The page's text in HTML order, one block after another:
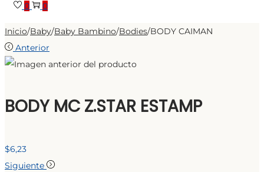
0 0
Inicio/Baby/Baby Bambino/Bodies/BODY CAIMAN
Anterior
BODY MC Z.STAR ESTAMP
$6,23
Siguiente